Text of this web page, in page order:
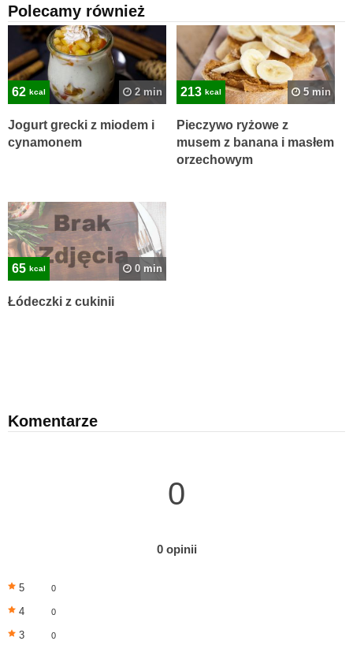
Polecamy również
62 kcal 2 min
Jogurt grecki z miodem i
cynamonem
213 kcal 5 min
Pieczywo ryżowe z
musem z banana i masłem
orzechowym
65 kcal 0 min
Łódeczki z cukinii
Komentarze
0
0 opinii
5 0
4 0
3 0